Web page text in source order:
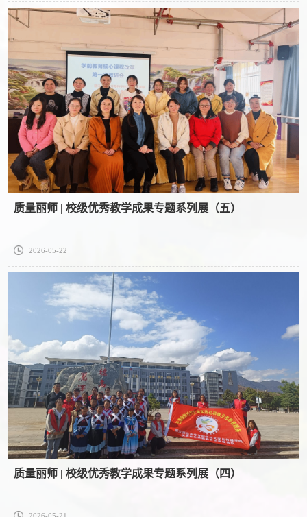
质量丽师 | 校级优秀教学成果专题系列展（五）
2026-05-22
质量丽师 | 校级优秀教学成果专题系列展（四）